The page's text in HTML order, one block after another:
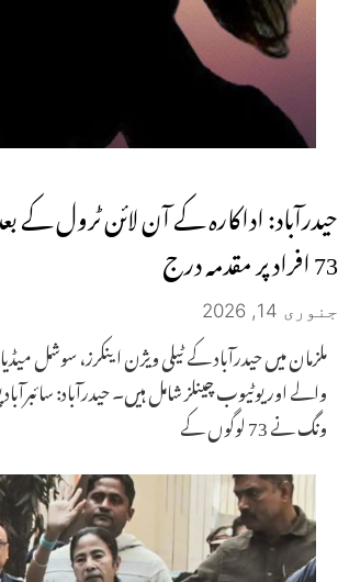
حیدرآباد: اداکارہ کے آن لائن ٹرول
73 افراد پر مقدمہ درج
جنوری 14, 2026
ملزمان میں حیدرآباد کے ٹیلی ویژن اینکرز، سوشل
والے اور یوٹیوب چینلز شامل ہیں۔ حیدرآباد:
ونگ نے 73 لوگوں کے